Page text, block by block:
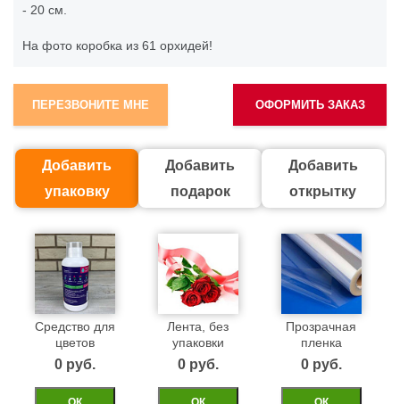
- 20 см.
На фото коробка из 61 орхидей!
ОФОРМИТЬ ЗАКАЗ
ПЕРЕЗВОНИТЕ МНЕ
Добавить
упаковку
Добавить
подарок
Добавить
открытку
Средство для
цветов
0 pуб.
Лента, без
упаковки
0 pуб.
Прозрачная
пленка
0 pуб.